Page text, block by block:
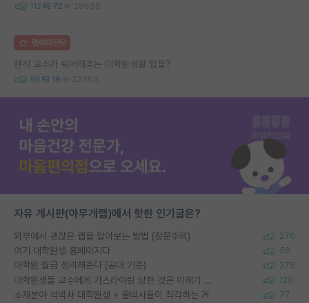
112 72 28658
명예의전당
현직 교수가 쉐어해주는 대학원생활 팁들?
96 19 23665
자유 게시판(아무개랩)에서 핫한 인기글은?
외부에서 괜찮은 랩을 알아보는 방법 (장문주의) 276
여기 대학원생 홈페이지다 59
대학원 월급 정리해준다 (공대 기준) 275
대학원생들 교수에게 가스라이팅 당한 것은 이해가 갑니다. 안타깝네요. 120
소재분야 석박사 대학원생 + 물박사들이 착각하는 거 77